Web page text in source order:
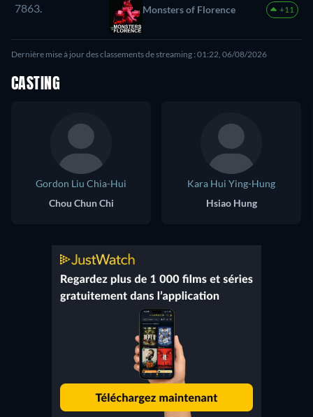
7863. Monsters of Florence +11
Dernière mise à jour des classements de streaming : 01:22, 06/08/2026
CASTING
Gordon Liu Chia-Hui
Chou Chun Chi
Kara Hui Ying-Hung
Hsiao Hung